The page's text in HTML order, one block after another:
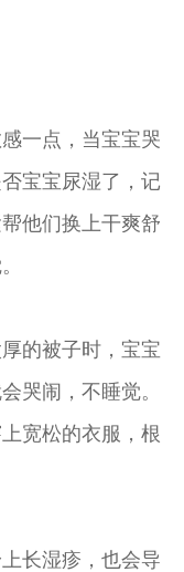
一点，当宝宝哭
宝宝尿湿了，记
他们换上干爽舒
的被子时，宝宝
哭闹，不睡觉。
宽松的衣服，根
长湿疹，也会导